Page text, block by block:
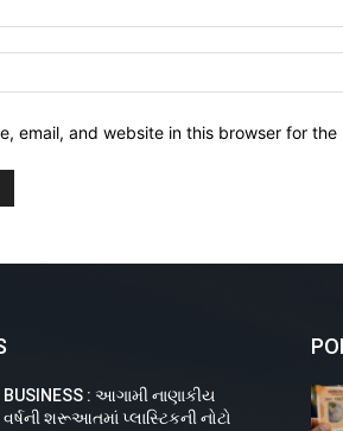
email, and website in this browser for
BUSINESS : આગામી નાણાકીય
વર્ષની શરૂઆતમાં પ્લાસ્ટિકની નોટો